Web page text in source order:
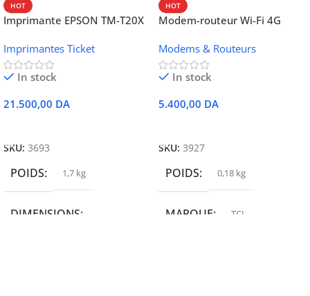
HOT
Imprimante EPSON TM-T20X
Ethernet
Imprimantes Ticket
In stock
21.500,00 DA
SKU: 3693
POIDS 1,7 kg
DIMENSIONS
HOT
Modem-routeur Wi-Fi 4G
Modems & Routeurs
In stock
5.400,00 DA
SKU: 3927
POIDS 0,18 kg
MARQUE TCL